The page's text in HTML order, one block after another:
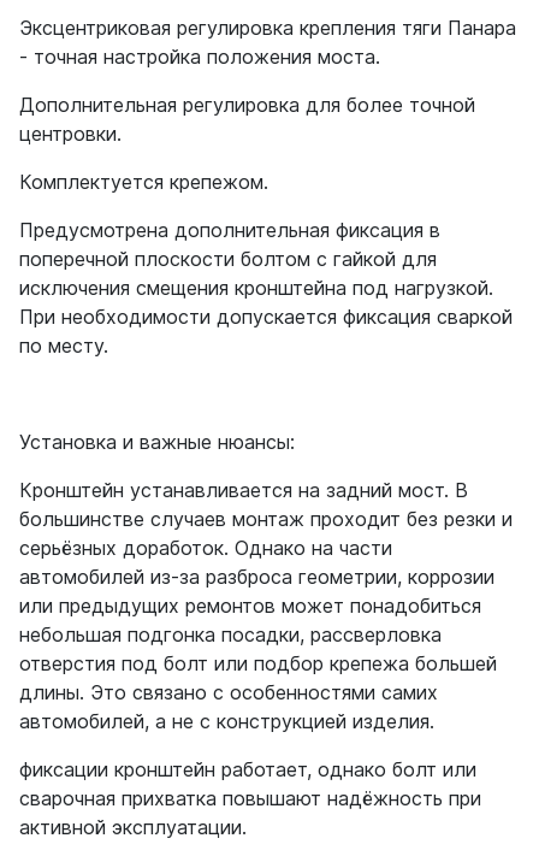
Эксцентриковая регулировка крепления тяги Панара
- точная настройка положения моста.
Дополнительная регулировка для более точной
центровки.
Комплектуется крепежом.
Предусмотрена дополнительная фиксация в
поперечной плоскости болтом с гайкой для
исключения смещения кронштейна под нагрузкой.
При необходимости допускается фиксация сваркой
по месту.
Установка и важные нюансы:
Кронштейн устанавливается на задний мост. В
большинстве случаев монтаж проходит без резки и
серьёзных доработок. Однако на части
автомобилей из-за разброса геометрии, коррозии
или предыдущих ремонтов может понадобиться
небольшая подгонка посадки, рассверловка
отверстия под болт или подбор крепежа большей
длины. Это связано с особенностями самих
автомобилей, а не с конструкцией изделия.
фиксации кронштейн работает, однако болт или
сварочная прихватка повышают надёжность при
активной эксплуатации.